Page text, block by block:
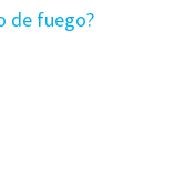
de fuego?